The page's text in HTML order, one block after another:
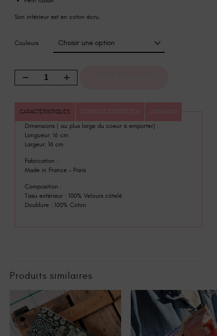
Son intérieur est en coton écru.
Couleurs
CARACTERISTIQUES CONSEILS D'ENTRETIEN LIVRAISON
Dimensions ( au plus large du coeur à emporter) :
Longueur: 16 cm
Largeur: 16 cm
Fabrication :
Made in France – Paris
Composition :
Tissu extérieur : 100% Velours côtelé
Doublure : 100% Coton
Produits similaires